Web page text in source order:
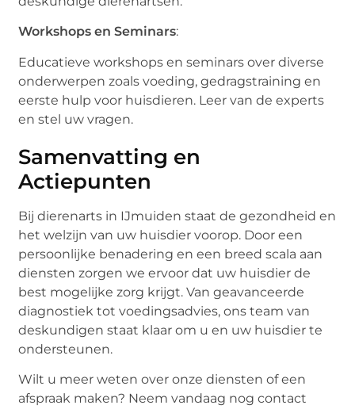
Workshops en Seminars:
Educatieve workshops en seminars over diverse
onderwerpen zoals voeding, gedragstraining en
eerste hulp voor huisdieren. Leer van de experts
en stel uw vragen.
Samenvatting en
Actiepunten
Bij dierenarts in IJmuiden staat de gezondheid en
het welzijn van uw huisdier voorop. Door een
persoonlijke benadering en een breed scala aan
diensten zorgen we ervoor dat uw huisdier de
best mogelijke zorg krijgt. Van geavanceerde
diagnostiek tot voedingsadvies, ons team van
deskundigen staat klaar om u en uw huisdier te
ondersteunen.
Wilt u meer weten over onze diensten of een
afspraak maken? Neem vandaag nog contact